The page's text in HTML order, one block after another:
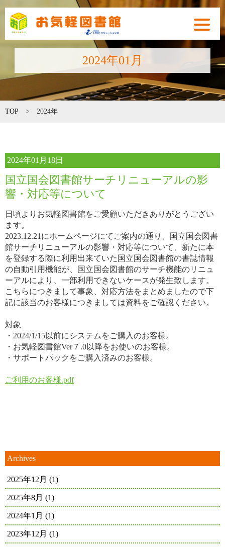
toggle
2024年01月
TOP > 2024年
2024年01月18日
国立国会図書館サーチリニューアルの影
響・対応等について
日頃よりお気軽図書館をご愛顧いただきありがとうござい
ます。
2023.12.21にホームページにてご案内の通り、国立国会図書
館サーチリニューアルの影響・対応等について、新たに本
を登録する際に利用出来ていた国立国会図書館の書誌情報
の自動引用機能が、国立国会図書館のサーチ機能のリニュ
ーアルにより、一部利用できないケースが発生致します。
こちらにつきまして事象、対応方法をまとめましたので下
記に該当のお客様につきましては資料をご確認ください。
対象
・2024/1/15以前にシステムをご購入のお客様。
・お気軽図書館Ver７.0以降をお使いのお客様。
・サポートパックをご購入済みのお客様。
ご利用のお客様.pdf
Archives
2025年12月 (1)
2025年8月 (1)
2024年1月 (1)
2023年12月 (1)